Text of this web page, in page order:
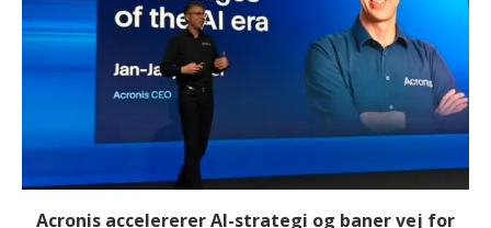
Acronis accelererer AI-strategi og baner vej for